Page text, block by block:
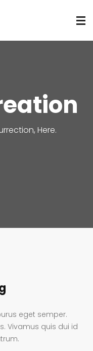
Here.
eget semper.
Vivamus quis dui id